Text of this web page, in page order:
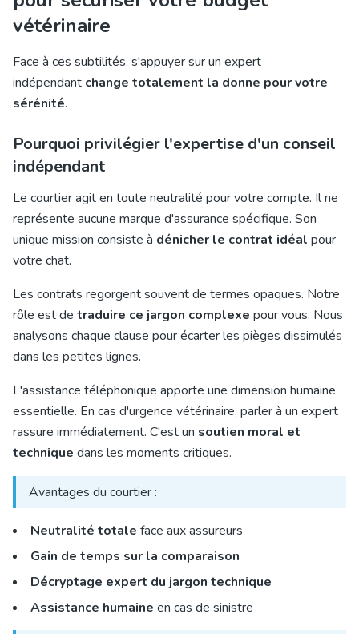
vétérinaire
Face à ces subtilités, s'appuyer sur un expert
indépendant change totalement la donne pour votre
sérénité.
Pourquoi privilégier l'expertise d'un conseil
indépendant
Le courtier agit en toute neutralité pour votre compte. Il ne
représente aucune marque d'assurance spécifique. Son
unique mission consiste à dénicher le contrat idéal pour
votre chat.
Les contrats regorgent souvent de termes opaques. Notre
rôle est de traduire ce jargon complexe pour vous. Nous
analysons chaque clause pour écarter les pièges dissimulés
dans les petites lignes.
L'assistance téléphonique apporte une dimension humaine
essentielle. En cas d'urgence vétérinaire, parler à un expert
rassure immédiatement. C'est un soutien moral et
technique dans les moments critiques.
Avantages du courtier :
Neutralité totale face aux assureurs
Gain de temps sur la comparaison
Décryptage expert du jargon technique
Assistance humaine en cas de sinistre